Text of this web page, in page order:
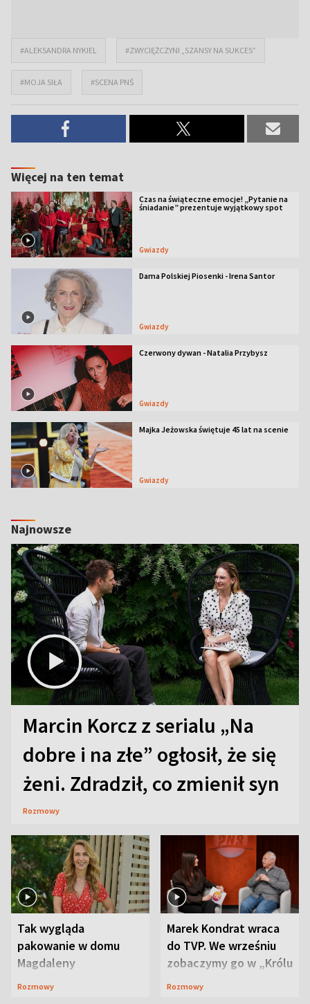
#ALEKSANDRA NYKIEL #ZWYCIĘŻCZYNI „SZANSY NA SUKCES”
#MOJA SIŁA #SCENA PNŚ
Więcej na ten temat
Czas na świąteczne emocje! „Pytanie na
śniadanie” prezentuje wyjątkowy spot
Gwiazdy
Dama Polskiej Piosenki - Irena Santor
Gwiazdy
Czerwony dywan - Natalia Przybysz
Gwiazdy
Majka Jeżowska świętuje 45 lat na scenie
Gwiazdy
Najnowsze
Marcin Korcz z serialu „Na
dobre i na złe” ogłosił, że się
żeni. Zdradził, co zmienił syn
Rozmowy
Tak wygląda
pakowanie w domu
Magdaleny
Waligórskiej-Lisieckiej.
Rozmowy
Marek Kondrat wraca
do TVP. We wrześniu
zobaczymy go w „Królu
Maciusiu I”
Rozmowy